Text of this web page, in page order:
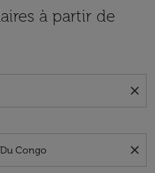
à partir de
close
close